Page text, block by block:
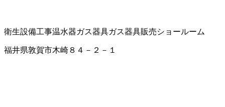
衛生設備工事温水器ガス器具ガス器具販売ショールーム
福井県敦賀市木崎８４－２－１